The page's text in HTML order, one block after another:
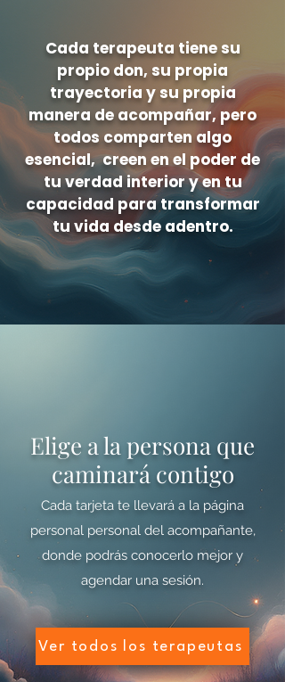
Cada terapeuta tiene su
propio don, su propia
trayectoria y su propia
manera de acompañar, pero
todos comparten algo
esencial, creen en el poder de
tu verdad interiory en tu
capacidad para transformar
tu vida desde adentro.
Elige a la persona que
caminará contigo
Cada tarjeta te llevará a la página
personal personal del acompañante,
donde podrás conocerlo mejor y
agendar una sesión.
Ver todos los terapeutas